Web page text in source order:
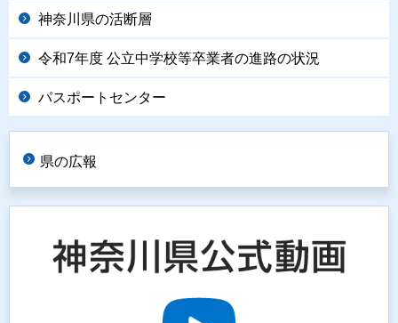
神奈川県の活断層
令和7年度 公立中学校等卒業者の進路の状況
パスポートセンター
県の広報